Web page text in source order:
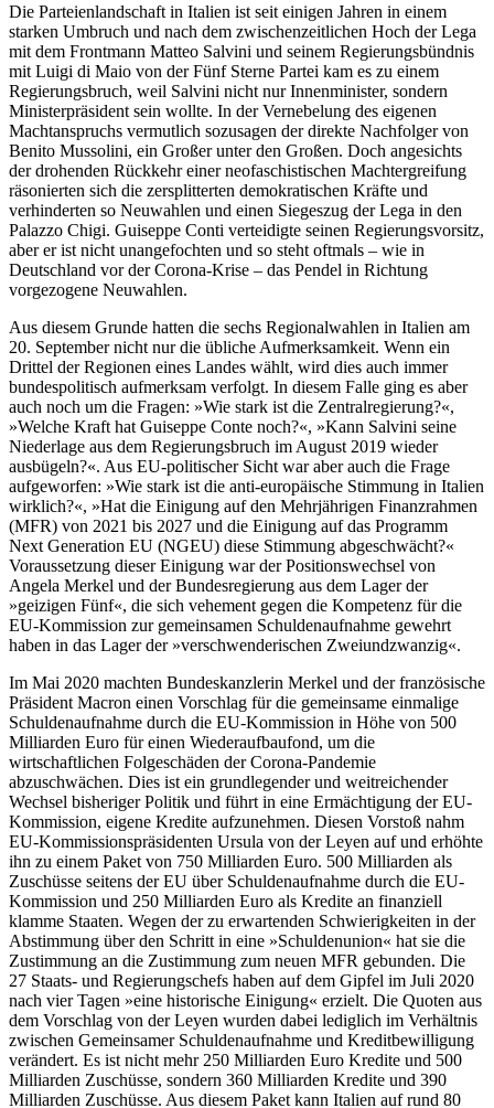
Die Parteienlandschaft in Italien ist seit einigen Jahren in einem
starken Umbruch und nach dem zwischenzeitlichen Hoch der Lega
mit dem Frontmann Matteo Salvini und seinem Regierungsbündnis
mit Luigi di Maio von der Fünf Sterne Partei kam es zu einem
Regierungsbruch, weil Salvini nicht nur Innenminister, sondern
Ministerpräsident sein wollte. In der Vernebelung des eigenen
Machtanspruchs vermutlich sozusagen der direkte Nachfolger von
Benito Mussolini, ein Großer unter den Großen. Doch angesichts
der drohenden Rückkehr einer neofaschistischen Machtergreifung
räsonierten sich die zersplitterten demokratischen Kräfte und
verhinderten so Neuwahlen und einen Siegeszug der Lega in den
Palazzo Chigi. Guiseppe Conti verteidigte seinen Regierungsvorsitz,
aber er ist nicht unangefochten und so steht oftmals – wie in
Deutschland vor der Corona-Krise – das Pendel in Richtung
vorgezogene Neuwahlen.
Aus diesem Grunde hatten die sechs Regionalwahlen in Italien am
20. September nicht nur die übliche Aufmerksamkeit. Wenn ein
Drittel der Regionen eines Landes wählt, wird dies auch immer
bundespolitisch aufmerksam verfolgt. In diesem Falle ging es aber
auch noch um die Fragen: »Wie stark ist die Zentralregierung?«,
»Welche Kraft hat Guiseppe Conte noch?«, »Kann Salvini seine
Niederlage aus dem Regierungsbruch im August 2019 wieder
ausbügeln?«. Aus EU-politischer Sicht war aber auch die Frage
aufgeworfen: »Wie stark ist die anti-europäische Stimmung in Italien
wirklich?«, »Hat die Einigung auf den Mehrjährigen Finanzrahmen
(MFR) von 2021 bis 2027 und die Einigung auf das Programm
Next Generation EU (NGEU) diese Stimmung abgeschwächt?«
Voraussetzung dieser Einigung war der Positionswechsel von
Angela Merkel und der Bundesregierung aus dem Lager der
»geizigen Fünf«, die sich vehement gegen die Kompetenz für die
EU-Kommission zur gemeinsamen Schuldenaufnahme gewehrt
haben in das Lager der »verschwenderischen Zweiundzwanzig«.
Im Mai 2020 machten Bundeskanzlerin Merkel und der französische
Präsident Macron einen Vorschlag für die gemeinsame einmalige
Schuldenaufnahme durch die EU-Kommission in Höhe von 500
Milliarden Euro für einen Wiederaufbaufond, um die
wirtschaftlichen Folgeschäden der Corona-Pandemie
abzuschwächen. Dies ist ein grundlegender und weitreichender
Wechsel bisheriger Politik und führt in eine Ermächtigung der EU-
Kommission, eigene Kredite aufzunehmen. Diesen Vorstoß nahm
EU-Kommissionspräsidenten Ursula von der Leyen auf und erhöhte
ihn zu einem Paket von 750 Milliarden Euro. 500 Milliarden als
Zuschüsse seitens der EU über Schuldenaufnahme durch die EU-
Kommission und 250 Milliarden Euro als Kredite an finanziell
klamme Staaten. Wegen der zu erwartenden Schwierigkeiten in der
Abstimmung über den Schritt in eine »Schuldenunion« hat sie die
Zustimmung an die Zustimmung zum neuen MFR gebunden. Die
27 Staats- und Regierungschefs haben auf dem Gipfel im Juli 2020
nach vier Tagen »eine historische Einigung« erzielt. Die Quoten aus
dem Vorschlag von der Leyen wurden dabei lediglich im Verhältnis
zwischen Gemeinsamer Schuldenaufnahme und Kreditbewilligung
verändert. Es ist nicht mehr 250 Milliarden Euro Kredite und 500
Milliarden Zuschüsse, sondern 360 Milliarden Kredite und 390
Milliarden Zuschüsse. Aus diesem Paket kann Italien auf rund 80